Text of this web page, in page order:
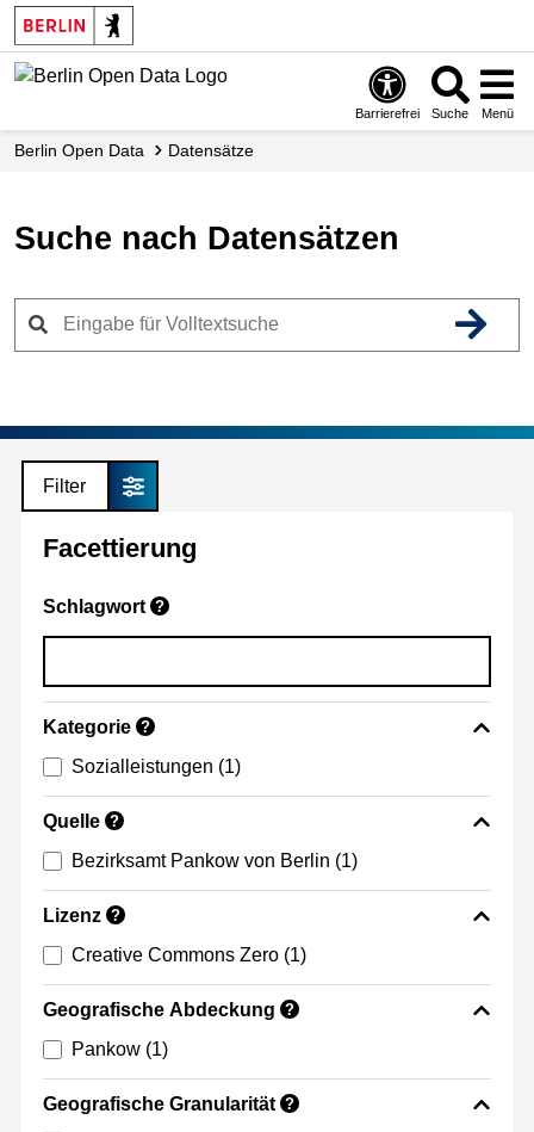
Skip
to
main
Barrierefrei Suche Menü
Berlin Open Data Datensätze
Suche nach Datensätzen
Filter
Facettierung
Schlagwort ?
Kategorie ?
Sozialleistungen (1)
Quelle ?
Bezirksamt Pankow von Berlin (1)
Lizenz ?
Creative Commons Zero (1)
Geografische Abdeckung ?
Pankow (1)
Geografische Granularität ?